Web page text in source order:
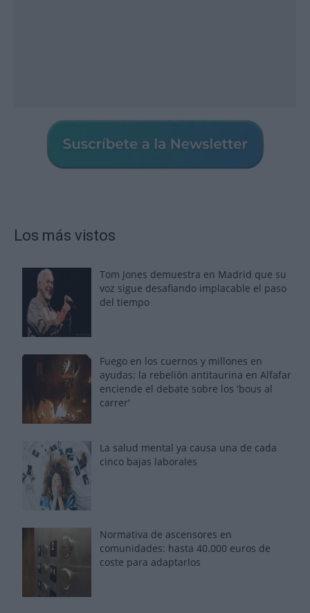
Los más vistos
Tom Jones demuestra en Madrid que su
voz sigue desafiando implacable el paso
del tiempo
Fuego en los cuernos y millones en
ayudas: la rebelión antitaurina en Alfafar
enciende el debate sobre los 'bous al
carrer'
La salud mental ya causa una de cada
cinco bajas laborales
Normativa de ascensores en
comunidades: hasta 40.000 euros de
coste para adaptarlos